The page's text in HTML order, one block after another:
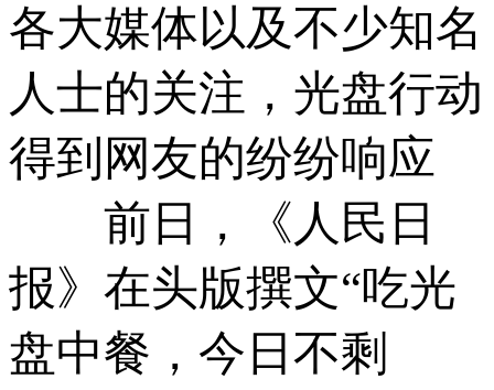
各大媒体以及不少知名
人士的关注，光盘行动
得到网友的纷纷响应
前日，《人民日
报》在头版撰文“吃光
盘中餐，今日不剩